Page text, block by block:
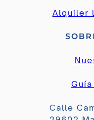
Alquiler
Calle